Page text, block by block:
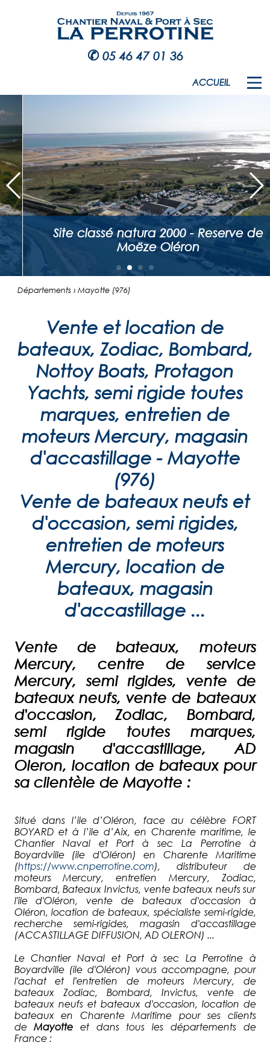
✆ 05 46 47 01 36
ACCUEIL
Site classé natura 2000 - Reserve de
Moëze Oléron
Départements › Mayotte (976)
Vente et location de
bateaux, Zodiac, Bombard,
Nottoy Boats, Protagon
Yachts, semi rigide toutes
marques, entretien de
moteurs Mercury, magasin
d'accastillage - Mayotte
(976)
Vente de bateaux neufs et
d'occasion, semi rigides,
entretien de moteurs
Mercury, location de
bateaux, magasin
d'accastillage ...
Vente de bateaux, moteurs
Mercury, centre de service
Mercury, semi rigides, vente de
bateaux neufs, vente de bateaux
d'occasion, Zodiac, Bombard,
semi rigide toutes marques,
magasin d'accastillage, AD
Oleron, location de bateaux pour
sa clientèle de Mayotte :
Situé dans l’ile d’Oléron, face au célèbre FORT
BOYARD et à l’ile d’Aix, en Charente maritime, le
Chantier Naval et Port à sec La Perrotine à
Boyardville (ile d'Oléron) en Charente Maritime
(https://www.cnperrotine.com), distributeur de
moteurs Mercury, entretien Mercury, Zodiac,
Bombard, Bateaux Invictus, vente bateaux neufs sur
l'ile d'Oléron, vente de bateaux d'occasion à
Oléron, location de bateaux, spécialiste semi-rigide,
recherche semi-rigides, magasin d'accastillage
(ACCASTILLAGE DIFFUSION, AD OLERON) ...
Le Chantier Naval et Port à sec La Perrotine à
Boyardville (ile d'Oléron) vous accompagne, pour
l'achat et l'entretien de moteurs Mercury, de
bateaux Zodiac, Bombard, Invictus, vente de
bateaux neufs et bateaux d'occasion, location de
bateaux en Charente Maritime pour ses clients
deMayotte
et dans tous les départements de
France :